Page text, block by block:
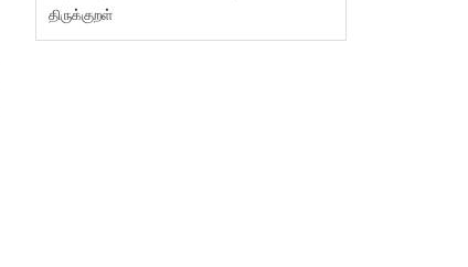
திருக்குறள்